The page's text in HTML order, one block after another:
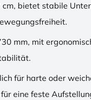
cm, bietet stabile
mm, mit
für harte oder
eine feste